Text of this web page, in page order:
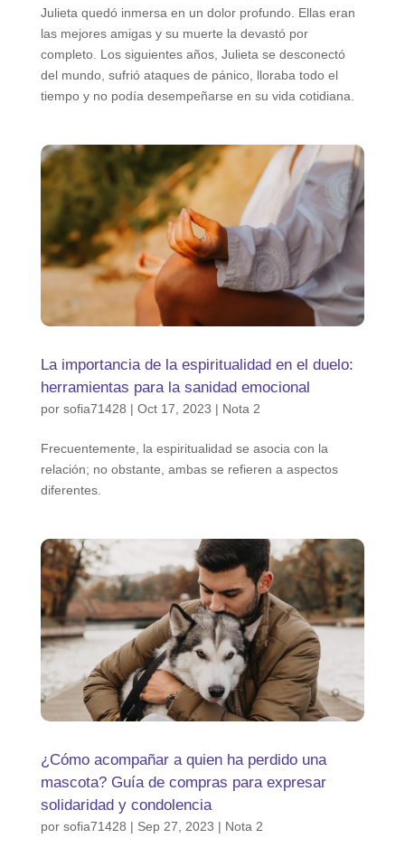
Julieta quedó inmersa en un dolor profundo. Ellas eran
las mejores amigas y su muerte la devastó por
completo. Los siguientes años, Julieta se desconectó
del mundo, sufrió ataques de pánico, lloraba todo el
tiempo y no podía desempeñarse en su vida cotidiana.
La importancia de la espiritualidad en el duelo:
herramientas para la sanidad emocional
por sofia71428 | Oct 17, 2023 | Nota 2
Frecuentemente, la espiritualidad se asocia con la
relación; no obstante, ambas se refieren a aspectos
diferentes.
¿Cómo acompañar a quien ha perdido una
mascota? Guía de compras para expresar
solidaridad y condolencia
por sofia71428 | Sep 27, 2023 | Nota 2